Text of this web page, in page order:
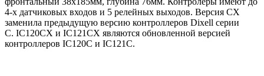
4-х датчиковых входов и 5 релейных выходов. Версия CX
заменила предыдущую версию контроллеров Dixell серии
С. IC120CX и IC121CX являются обновленной версией
контроллеров IC120C и IC121C.